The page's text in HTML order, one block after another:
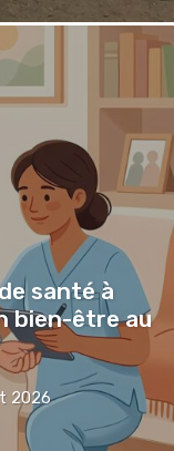
santé à
bien-être au
2026